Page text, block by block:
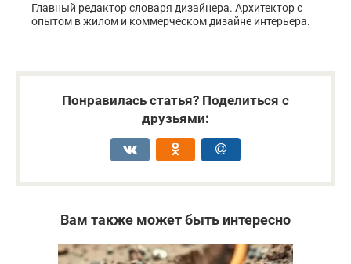
Главный редактор словаря дизайнера. Архитектор с
опытом в жилом и коммерческом дизайне интерьера.
Понравилась статья? Поделиться с
друзьями:
Вам также может быть интересно